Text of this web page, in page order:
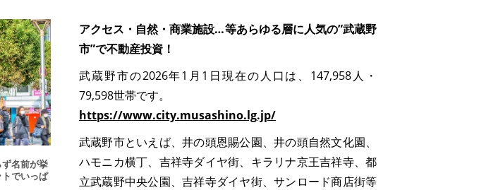
名前が挙
でいっぱ
アクセス・自然・商業施設…等あらゆる層に人気の”武蔵野
市”で不動産投資！
武蔵野市の2026年1月1日現在の人口は、147,958人・
79,598世帯です。
https://www.city.musashino.lg.jp/
武蔵野市といえば、井の頭恩賜公園、井の頭自然文化園、
ハモニカ横丁、吉祥寺ダイヤ街、キラリナ京王吉祥寺、都
立武蔵野中央公園、吉祥寺ダイヤ街、サンロード商店街等